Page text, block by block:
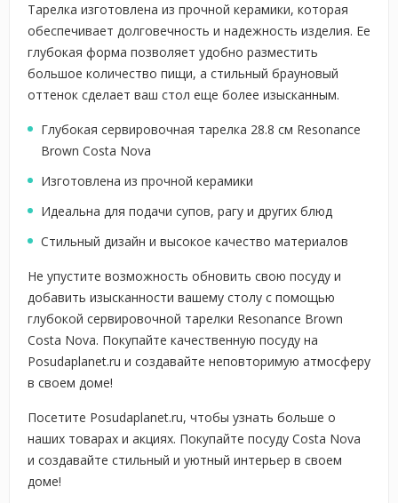
Тарелка изготовлена из прочной керамики, которая
обеспечивает долговечность и надежность изделия. Ее
глубокая форма позволяет удобно разместить
большое количество пищи, а стильный брауновый
оттенок сделает ваш стол еще более изысканным.
Глубокая сервировочная тарелка 28.8 см Resonance
Brown Costa Nova
Изготовлена из прочной керамики
Идеальна для подачи супов, рагу и других блюд
Стильный дизайн и высокое качество материалов
Не упустите возможность обновить свою посуду и
добавить изысканности вашему столу с помощью
глубокой сервировочной тарелки Resonance Brown
Costa Nova. Покупайте качественную посуду на
Posudaplanet.ru и создавайте неповторимую атмосферу
в своем доме!
Посетите Posudaplanet.ru, чтобы узнать больше о
наших товарах и акциях. Покупайте посуду Costa Nova
и создавайте стильный и уютный интерьер в своем
доме!